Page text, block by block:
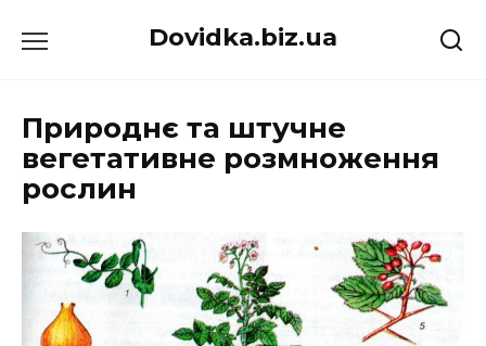
до
Dovidka.biz.ua
Природнє та штучне
вегетативне розмноження
рослин